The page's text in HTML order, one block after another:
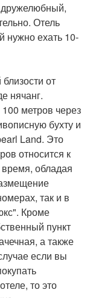
Отель
нужно ехать 10-
от
нячанг.
метров через
бухту и
Land. Это
относится к
обладая
так и в
Кроме
пункт
а также
если вы
то это